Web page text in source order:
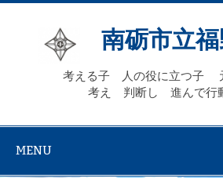
Skip
南砺市立
考える子 人の役に立つ子
考え 判断し 進んで行動
MENU